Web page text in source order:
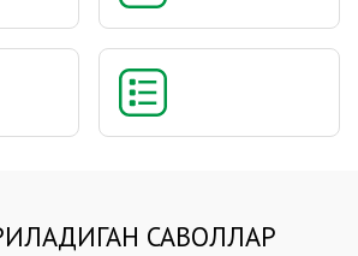
САВОЛЛАР